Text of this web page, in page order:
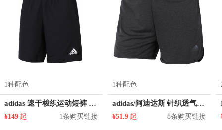
1种配色
adidas 速干梭织运动短裤 CF4313
¥149 起 1条购买链接
1种配色
adidas/阿迪达斯 针织透气速干跑步训练运动短裤 女装 BQ0411
¥51.9 起 8条购买链接